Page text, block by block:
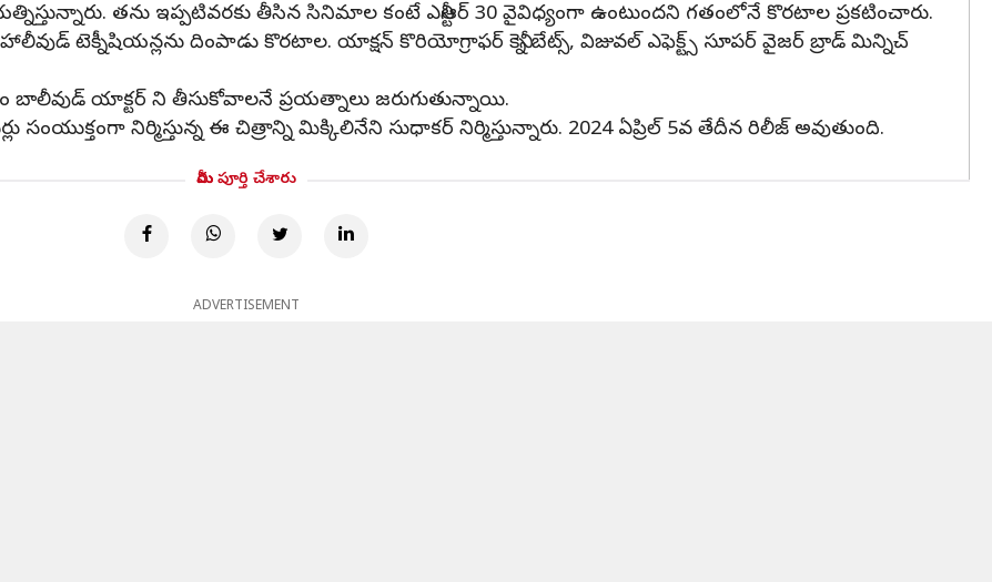
తను ఇప్పటివరకు తీసిన సినిమాల కంటే ఎన్టీఆర్ 30 వైవిధ్యంగా ఉంటుందని గతంలోనే కొరటాల ప్రకటించారు.
టెక్నీషియన్లను దింపాడు కొరటాల. యాక్షన్ కొరియోగ్రాఫర్ కెన్నీ బేట్స్, విజువల్ ఎఫెక్ట్స్ సూపర్ వైజర్ బ్రాడ్ మిన్నిచ్
బాలీవుడ్ యాక్టర్ ని తీసుకోవాలనే ప్రయత్నాలు జరుగుతున్నాయి.
నిర్మిస్తున్న ఈ చిత్రాన్ని మిక్కిలినేని సుధాకర్ నిర్మిస్తున్నారు. 2024 ఏప్రిల్ 5వ తేదీన రిలీజ్ అవుతుంది.
మీరు పూర్తి చేశారు
ADVERTISEMENT